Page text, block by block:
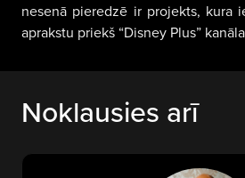
nesenā pieredzē ir projekts, kura
aprakstu priekš “Disney Plus”
Noklausies arī